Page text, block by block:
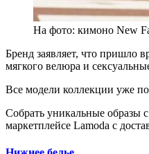
На фото: кимоно New
Бренд заявляет, что пришло
мягкого велюра и
Все модели коллекции уже
Собрать уникальные образы
маркетплейсе Lamoda с